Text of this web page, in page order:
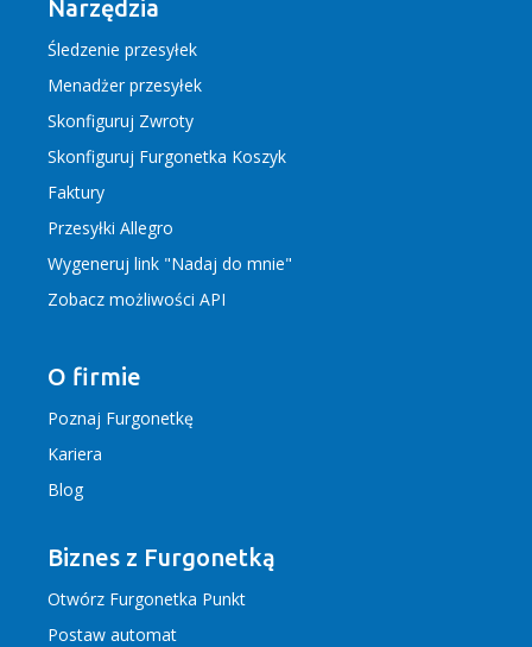
Narzędzia
Śledzenie przesyłek
Menadżer przesyłek
Skonfiguruj Zwroty
Skonfiguruj Furgonetka Koszyk
Faktury
Przesyłki Allegro
Wygeneruj link "Nadaj do mnie"
Zobacz możliwości API
O firmie
Poznaj Furgonetkę
Kariera
Blog
Biznes z Furgonetką
Otwórz Furgonetka Punkt
Postaw automat